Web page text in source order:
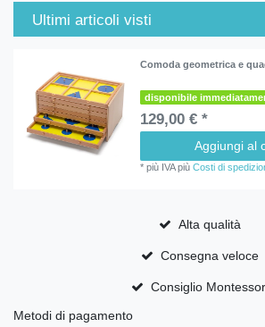
Ultimi articoli visti
Comoda geometrica e
disponibile
129,00 € *
Aggiungi al
*più IVApiùCosti di
Alta qualità
Consegna veloce
Consiglio
Metodi di pagamento